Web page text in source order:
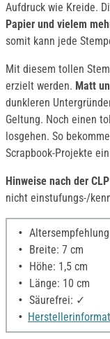
Aufdruck wie Kreide.
Papier und vielem
somit kann jede
Mit diesem tollen
erzielt werden. Matt
dunkleren
Geltung. Noch einen
losgehen. So
Scrapbook-Projekte ein
Hinweise nach der
nicht einstufungs-/
Breite: 7 cm
Höhe: 1,5 cm
Länge: 10 cm
Säurefrei: ✓